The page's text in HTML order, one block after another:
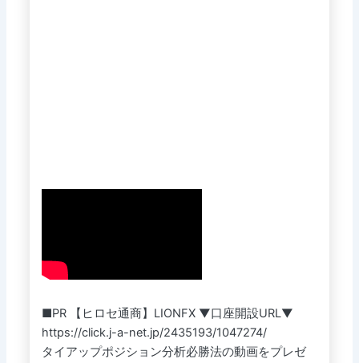
■PR 【ヒロセ通商】LIONFX ▼口座開設URL▼
https://click.j-a-net.jp/2435193/1047274/
タイアップポジション分析必勝法の動画をプレゼ